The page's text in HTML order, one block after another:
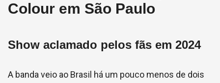
Colour em São Paulo
Show aclamado pelos fãs em 2024
A banda veio ao Brasil há um pouco menos de dois